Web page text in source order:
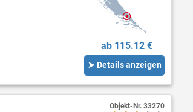
ab 115.12 €
➤ Details anzeigen
Objekt-Nr. 33270